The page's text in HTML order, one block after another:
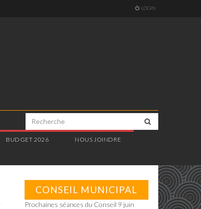
LOGIN
BUDGET 2026 NOUS JOINDRE
CONSEIL MUNICIPAL
Prochaines séances du Conseil 9 juin